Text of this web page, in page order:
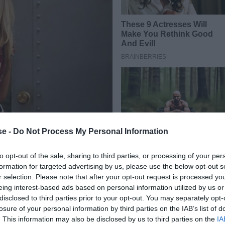
- Do Not Process My Personal Information
opt-out of the sale, sharing to third parties, or processing of your
for targeted advertising by us, please use the below opt-out
selection. Please note that after your opt-out request is processed
interest-based ads based on personal information utilized by us
to third parties prior to your opt-out. You may separately
of your personal information by third parties on the IAB’s list of
This information may also be disclosed by us to third parties on the
τον επόμενο μήνα να αποστείλει ενημερωτικά
κρίση ή πόλεμος» που ουσιαστικά συμβουλεύει τους
ώστε να είναι έτοιμοι για κάθε ενδεχόμενο…